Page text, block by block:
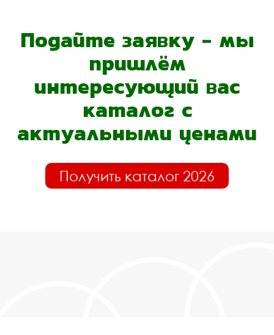
Подайте заявку - мы
пришлём
интересующий вас
каталог с
актуальными ценами
Получить каталог 2026